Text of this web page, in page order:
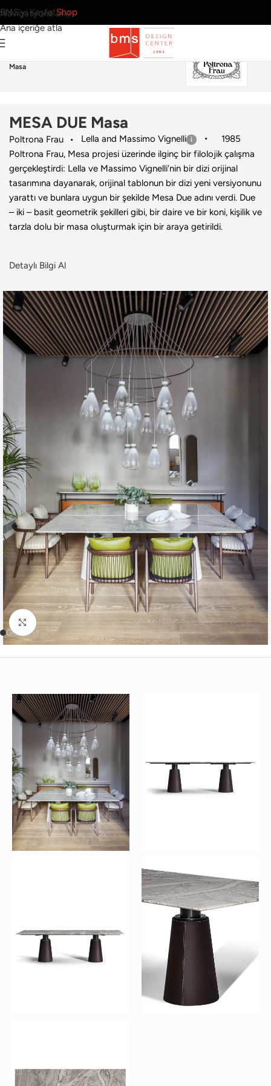
Navigasyona atla
Ana içeriğe atla
BMS’yi KeşfetShop
Poltrona Frau›MESA DUE
Masa
MESA DUE Masa
Poltrona Frau Lella and Massimo Vignelli
1985
Poltrona Frau, Mesa projesi üzerinde ilginç bir filolojik çalışma
gerçekleştirdi: Lella ve Massimo Vignelli’nin bir dizi orijinal
tasarımına dayanarak, orijinal tablonun bir dizi yeni versiyonunu
yarattı ve bunlara uygun bir şekilde Mesa Due adını verdi. Due
– iki – basit geometrik şekilleri gibi, bir daire ve bir koni, kişilik ve
tarzla dolu bir masa oluşturmak için bir araya getirildi.
Detaylı Bilgi Al
Büyütmek için tıklayın